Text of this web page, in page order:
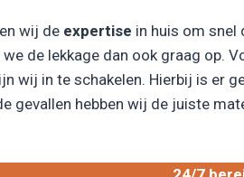
wij de expertise in huis om snel
de lekkage dan ook graag op.
wij in te schakelen. Hierbij is er
gevallen hebben wij de juiste